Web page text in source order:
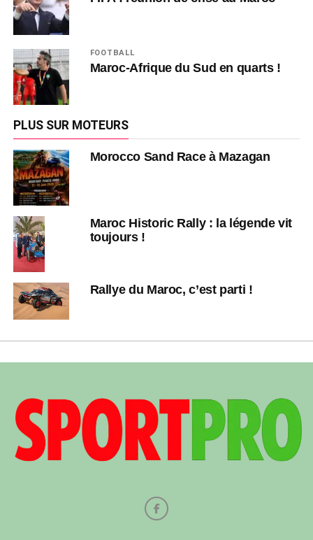
FOOTBALL
Maroc-Afrique du Sud en quarts !
PLUS SUR MOTEURS
Morocco Sand Race à Mazagan
Maroc Historic Rally : la légende vit
toujours !
Rallye du Maroc, c’est parti !